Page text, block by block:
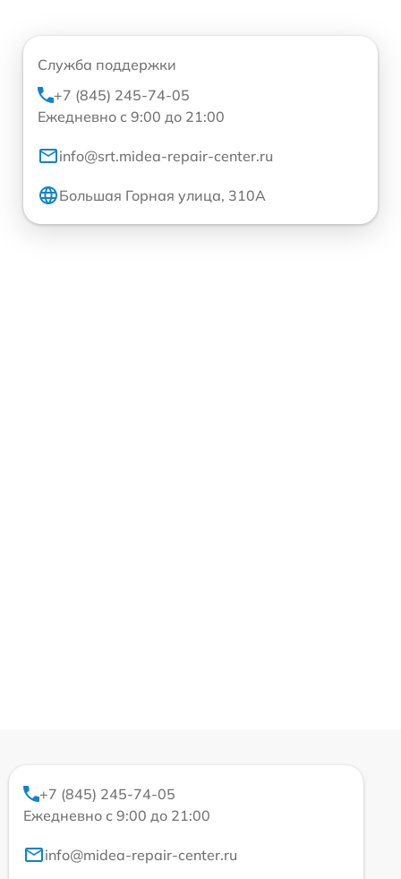
Служба поддержки
+7 (845) 245-74-05
Ежедневно с 9:00 до 21:00
info@srt.midea-repair-center.ru
Большая Горная улица, 310А
+7 (845) 245-74-05
Ежедневно с 9:00 до 21:00
info@midea-repair-center.ru